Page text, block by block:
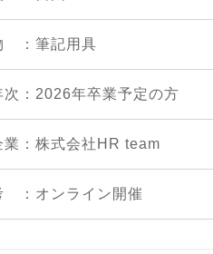
：筆記用具
次：2026年卒業予定の方
業：株式会社HR team
オンライン開催